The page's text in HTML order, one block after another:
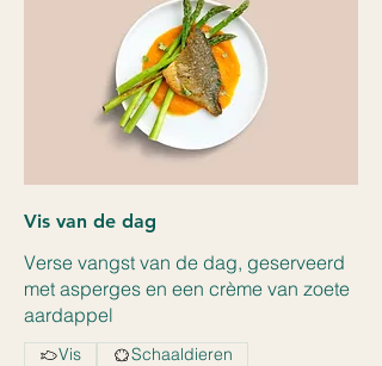
Vis van de dag
Verse vangst van de dag, geserveerd
met asperges en een crème van zoete
aardappel
Vis Schaaldieren